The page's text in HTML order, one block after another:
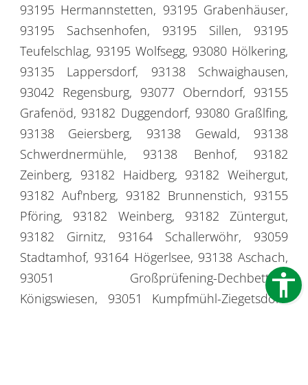
93195 Hermannstetten, 93195 Grabenhäuser,
93195 Sachsenhofen, 93195 Sillen, 93195
Teufelschlag, 93195 Wolfsegg, 93080 Hölkering,
93135 Lappersdorf, 93138 Schwaighausen,
93042 Regensburg, 93077 Oberndorf, 93155
Grafenöd, 93182 Duggendorf, 93080 Graßlfing,
93138 Geiersberg, 93138 Gewald, 93138
Schwerdnermühle, 93138 Benhof, 93182
Zeinberg, 93182 Haidberg, 93182 Weihergut,
93182 Auf'nberg, 93182 Brunnenstich, 93155
Pföring, 93182 Weinberg, 93182 Züntergut,
93182 Girnitz, 93164 Schallerwöhr, 93059
Stadtamhof, 93164 Högerlsee, 93138 Aschach,
93051 Großprüfening-Dechbetten-
Königswiesen, 93051 Kumpfmühl-Ziegetsdorf-